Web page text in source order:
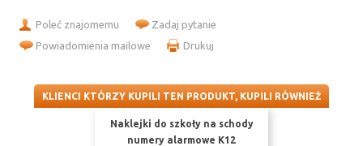
Poleć znajomemu
Zadaj pytanie
Powiadomienia mailowe
Drukuj
KLIENCI KTÓRZY KUPILI TEN PRODUKT, KUPILI RÓWNIEŻ
Naklejki do szkoły na schody
numery alarmowe K12